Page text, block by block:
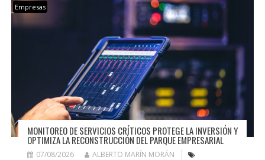
Empresas
MONITOREO DE SERVICIOS CRÍTICOS PROTEGE LA INVERSIÓN Y
OPTIMIZA LA RECONSTRUCCIÓN DEL PARQUE EMPRESARIAL
07/08/2026
ALBERTO MARÍN MORÁN